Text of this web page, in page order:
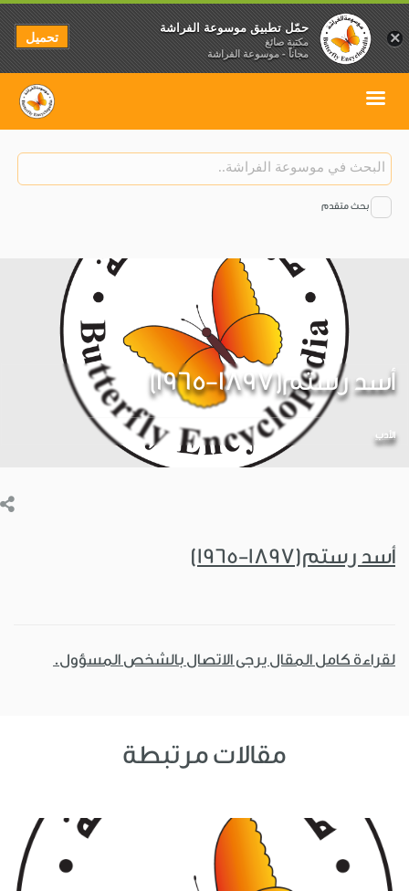
بحث متقدم
أسد رستم(1897-1965)
الأدب
أسد رستم(1897-1965)
لقراءة كامل المقال يرجى الاتصال بالشخص المسؤول.
مقالات مرتبطة
×
حمّل تطبيق موسوعة الفراشة
مكتبة صائغ
مجاناً - موسوعة الفراشة
تحميل